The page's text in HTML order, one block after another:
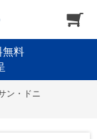
無料
ン・ドニ